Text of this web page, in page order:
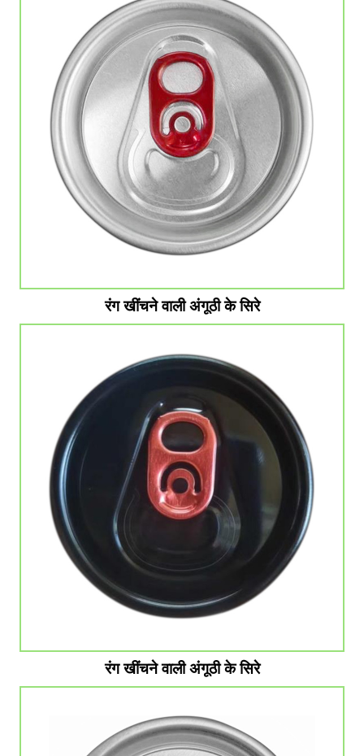
रंग खींचने वाली अंगूठी के सिरे
रंग खींचने वाली अंगूठी के सिरे